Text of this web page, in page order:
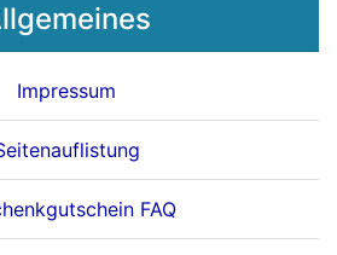
Impressum
FAQ